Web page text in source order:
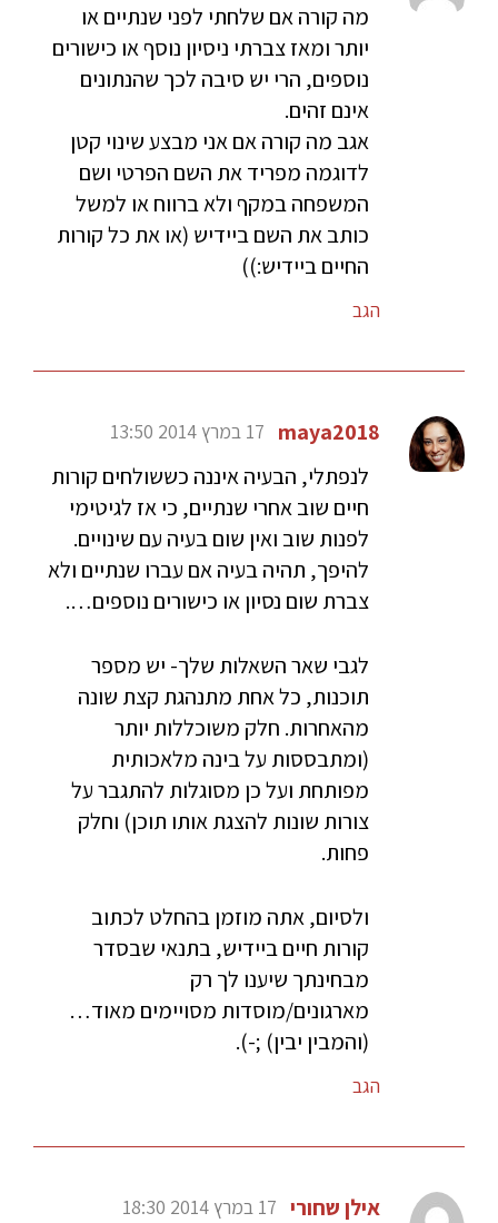
מה קורה אם שלחתי לפני שנתיים או
יותר ומאז צברתי ניסיון נוסף או כישורים
נוספים, הרי יש סיבה לכך שהנתונים
אינם זהים.
אגב מה קורה אם אני מבצע שינוי קטן
לדוגמה מפריד את השם הפרטי ושם
המשפחה במקף ולא ברווח או למשל
כותב את השם ביידיש (או את כל קורות
החיים ביידיש:))
הגב
maya2018 17 במרץ 2014 13:50
לנפתלי, הבעיה איננה כששולחים קורות
חיים שוב אחרי שנתיים, כי אז לגיטימי
לפנות שוב ואין שום בעיה עם שינויים.
להיפך, תהיה בעיה אם עברו שנתיים ולא
צברת שום נסיון או כישורים נוספים….
לגבי שאר השאלות שלך- יש מספר
תוכנות, כל אחת מתנהגת קצת שונה
מהאחרות. חלק משוכללות יותר
(ומתבססות על בינה מלאכותית
מפותחת ועל כן מסוגלות להתגבר על
צורות שונות להצגת אותו תוכן) וחלק
פחות.
ולסיום, אתה מוזמן בהחלט לכתוב
קורות חיים ביידיש, בתנאי שבסדר
מבחינתך שיענו לך רק
מארגונים/מוסדות מסויימים מאוד…
(והמבין יבין) ;-).
הגב
אילן שחורי 17 במרץ 2014 18:30